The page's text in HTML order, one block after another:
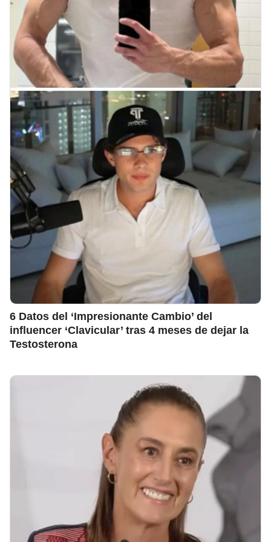
6 Datos del ‘Impresionante Cambio’ del
influencer ‘Clavicular’ tras 4 meses de dejar la
Testosterona